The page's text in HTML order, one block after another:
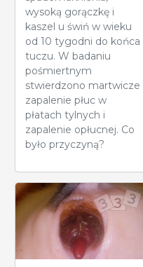
wysoką gorączkę i
kaszel u świń w wieku
od 10 tygodni do końca
tuczu. W badaniu
pośmiertnym
stwierdzono martwicze
zapalenie płuc w
płatach tylnych i
zapalenie opłucnej. Co
było przyczyną?